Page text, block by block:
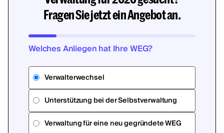
Fragen Sie jetzt ein Angebot an.
Welches Anliegen hat Ihre WEG?
Verwalterwechsel
Unterstützung bei der Selbstverwaltung
Verwaltung für eine neu gegründete WEG